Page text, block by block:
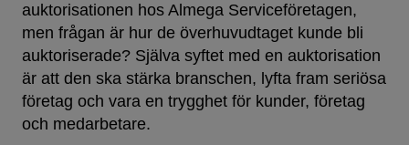
auktorisationen hos Almega Serviceföretagen,
men frågan är hur de överhuvudtaget kunde bli
auktoriserade? Själva syftet med en auktorisation
är att den ska stärka branschen, lyfta fram seriösa
företag och vara en trygghet för kunder, företag
och medarbetare.